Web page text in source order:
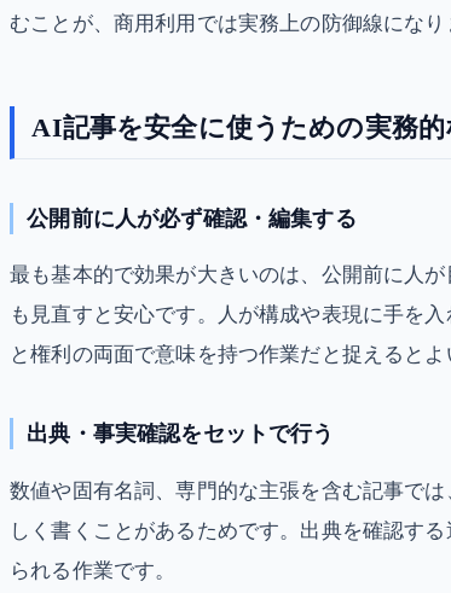
むことが、商用利用では実務上の防御線になり
AI記事を安全に使うための実務
公開前に人が必ず確認・編集する
最も基本的で効果が大きいのは、公開前に人
も見直すと安心です。人が構成や表現に手を
と権利の両面で意味を持つ作業だと捉えるとよ
出典・事実確認をセットで行う
数値や固有名詞、専門的な主張を含む記事で
しく書くことがあるためです。出典を確認す
られる作業です。